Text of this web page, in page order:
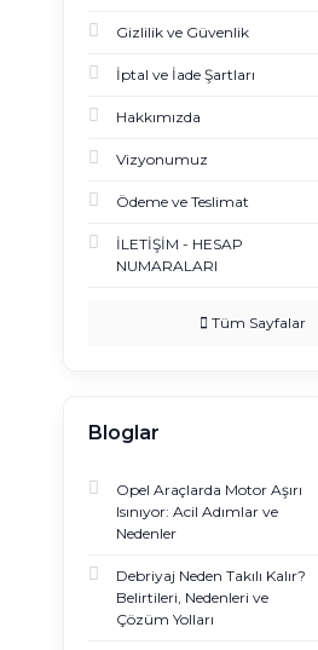
Gizlilik ve Güvenlik
İptal ve İade Şartları
Hakkımızda
Vizyonumuz
Ödeme ve Teslimat
İLETİŞİM - HESAP
NUMARALARI
Tüm Sayfalar
Bloglar
Opel Araçlarda Motor Aşırı
Isınıyor: Acil Adımlar ve
Nedenler
Debriyaj Neden Takılı Kalır?
Belirtileri, Nedenleri ve
Çözüm Yolları